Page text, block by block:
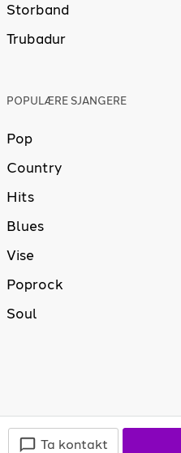
Ta kontakt
Storband
Trubadur
POPULÆRE SJANGERE
Pop
Country
Hits
Blues
Vise
Poprock
Soul